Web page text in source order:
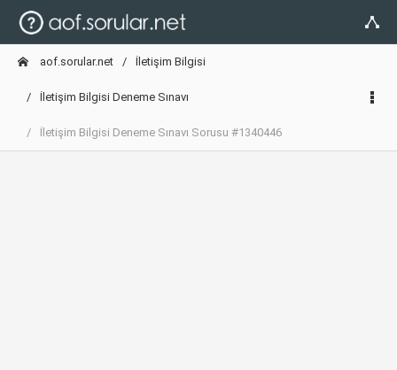
aof.sorular.net İletişim Bilgisi
İletişim Bilgisi Deneme Sınavı
İletişim Bilgisi Deneme Sınavı Sorusu #1340446